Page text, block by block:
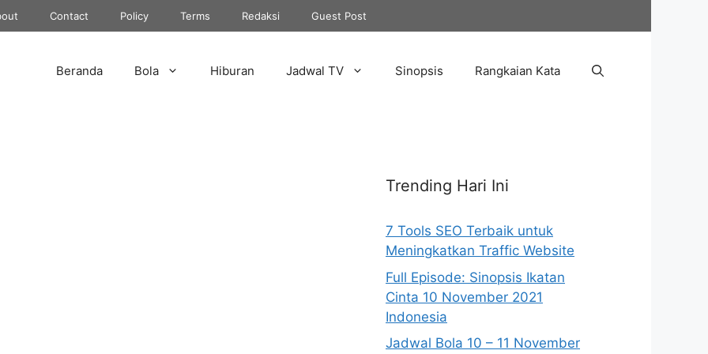
Contact Policy Terms Redaksi Guest Post
Beranda Bola Hiburan Jadwal TV Sinopsis Rangkaian Kata
Trending Hari Ini
7 Tools SEO Terbaik untuk
Meningkatkan Traffic Website
Full Episode: Sinopsis Ikatan
Cinta 10 November 2021
Indonesia
Jadwal Bola 10 – 11 November